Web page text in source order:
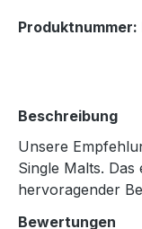
Produktnummer:
Beschreibung
Unsere
Single Malts. Das
hervoragender
Bewertungen